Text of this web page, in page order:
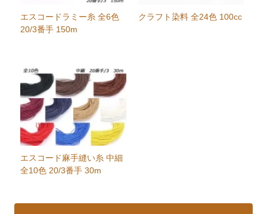
エスコードラミー糸 全6色
20/3番手 150m
クラフト染料 全24色 100cc
エスコード麻手縫い糸 中細
全10色 20/3番手 30m